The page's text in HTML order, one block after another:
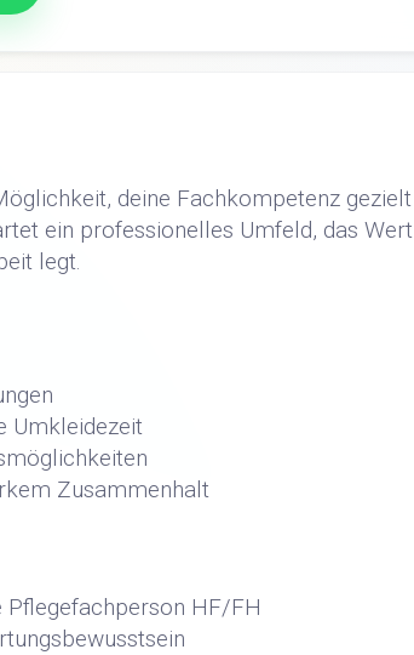
deine Fachkompetenz gezielt
ein professionelles Umfeld, das Wert
legt.
Umkleidezeit
Zusammenhalt
HF/FH